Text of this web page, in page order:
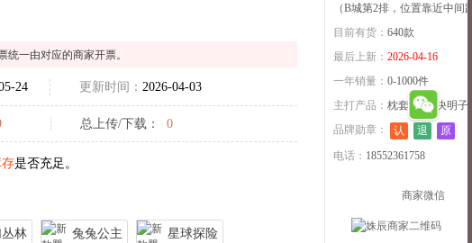
一由对应的商家开票。
24 更新时间： 2026-04-03
总上传/下载： 0
存是否充足。
林 兔兔公主 星球探险
姝辰 4年店
（B城第2排，位置靠近中间
目前有货： 640款
最后上新： 2026-04-16
一年销量： 0-1000件
主打产品： 枕套,其他,决明子
品牌勋章：
认 退
原
电话： 18552361758
商家微信